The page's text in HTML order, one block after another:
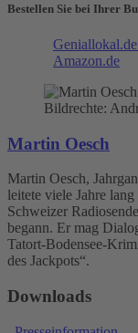
Bestellen Sie bei Ihrer
Geniallokal.de
Amazon.de
Bildrechte:
Martin Oesch
Martin Oesch,
leitete viele Jahre
Schweizer
begann. Er mag
Tatort-Bodensee-
des Jackpots“.
Downloads